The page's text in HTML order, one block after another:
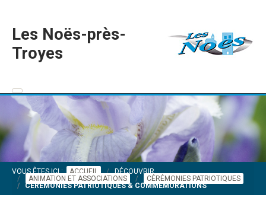
Les Noës-près-
Troyes
VOUS ÊTES ICI : ACCUEIL
DÉCOUVRIR
ANIMATION ET ASSOCIATIONS
CÉRÉMONIES PATRIOTIQUES
CÉRÉMONIES PATRIOTIQUES & COMMÉMORATIONS